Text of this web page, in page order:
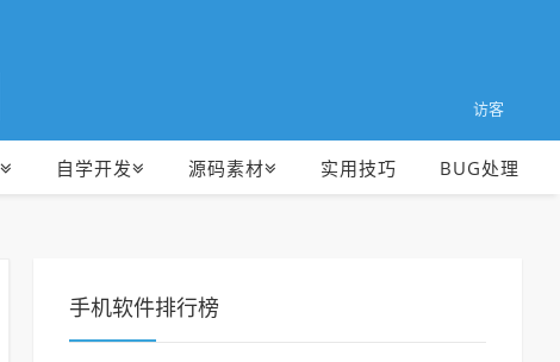
访客
自学开发 源码素材 实用技巧 BUG处理
手机软件排行榜